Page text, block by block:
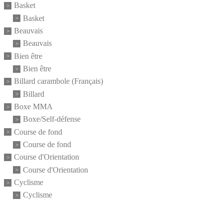
Basket
Basket
Beauvais
Beauvais
Bien être
Bien être
Billard carambole (Français)
Billard
Boxe MMA
Boxe/Self-défense
Course de fond
Course de fond
Course d'Orientation
Course d'Orientation
Cyclisme
Cyclisme